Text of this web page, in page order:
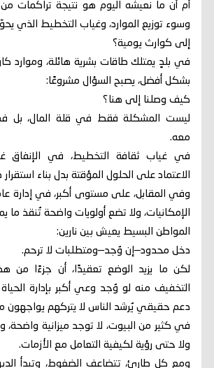
أم أن ما نعيشه اليوم هو نتيجة تراكمات من
وسوء توزيع الموارد، وغياب التخطيط الذي
إلى كوارث يومية؟
في بلدٍ يمتلك طاقات بشرية هائلة، وموارد
بشكل أفضل، يصبح السؤال مشروعًا:
كيف وصلنا إلى هنا؟
ليست المشكلة فقط في قلة المال، بل
معه.
في غياب ثقافة التخطيط، في الإنفاق
الاعتماد على الحلول المؤقتة بدل بناء
وفي المقابل، على مستوى أكبر، في إدارة
الإمكانيات، ولا تضع أولويات واضحة تُنقذ ما
المواطن البسيط يعيش بين نارين:
دخل محدود—إن وُجد—ومتطلبات لا ترحم.
لكن ما يزيد الوضع تعقيدًا، أن جزءًا من
التخفيف منه لو وُجد وعي أكبر بإدارة
دعم حقيقي يُرشد الناس لا يتركهم
في كثير من البيوت، لا توجد ميزانية
ولا حتى رؤية لكيفية التعامل مع الأزمات.
ومع كل طارئ، تتضاعف الضغوط، وتبدأ